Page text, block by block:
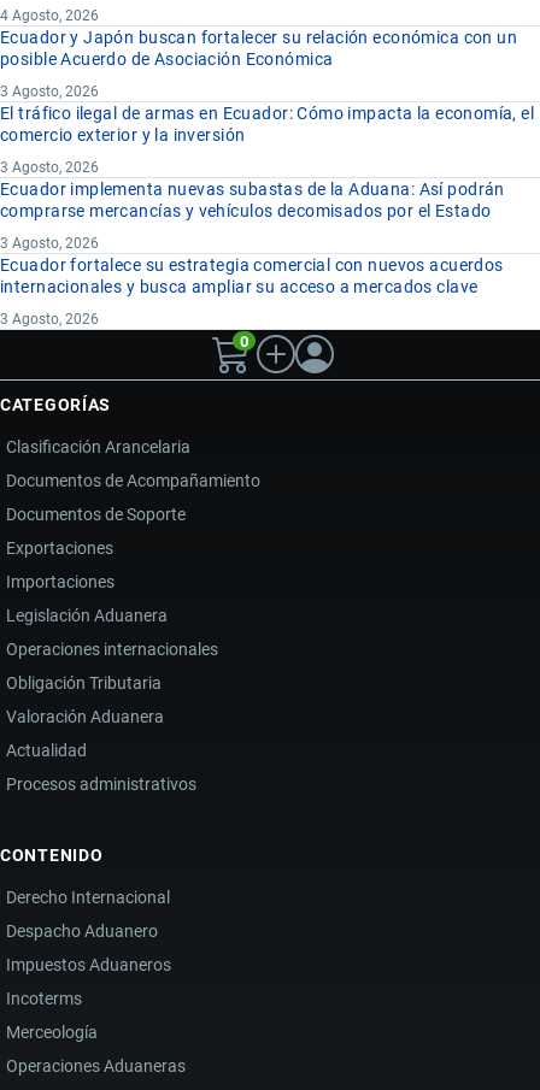
4 Agosto, 2026
Ecuador y Japón buscan fortalecer su relación económica con un
posible Acuerdo de Asociación Económica
3 Agosto, 2026
El tráfico ilegal de armas en Ecuador: Cómo impacta la economía, el
comercio exterior y la inversión
3 Agosto, 2026
Ecuador implementa nuevas subastas de la Aduana: Así podrán
comprarse mercancías y vehículos decomisados por el Estado
3 Agosto, 2026
Ecuador fortalece su estrategia comercial con nuevos acuerdos
internacionales y busca ampliar su acceso a mercados clave
3 Agosto, 2026
0
CATEGORÍAS
Clasificación Arancelaria
Documentos de Acompañamiento
Documentos de Soporte
Exportaciones
Importaciones
Legislación Aduanera
Operaciones internacionales
Obligación Tributaria
Valoración Aduanera
Actualidad
Procesos administrativos
CONTENIDO
Derecho Internacional
Despacho Aduanero
Impuestos Aduaneros
Incoterms
Merceología
Operaciones Aduaneras